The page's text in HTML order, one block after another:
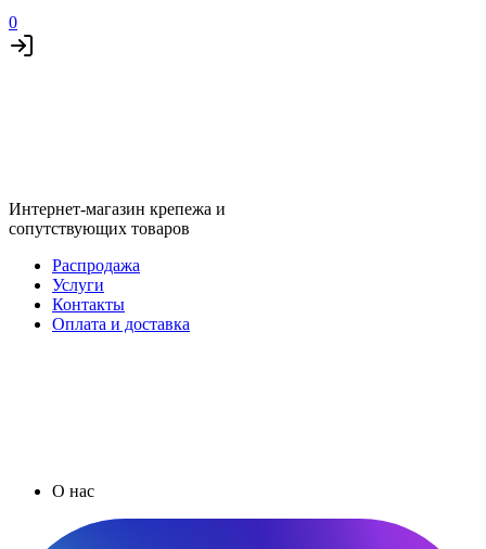
0
Интернет-магазин крепежа и
сопутствующих товаров
Распродажа
Услуги
Контакты
Оплата и доставка
О нас